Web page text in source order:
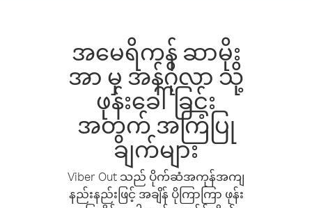
အမေရိကန် ဆာမိုး
အာ မှ အန်ဂိုလာ သို့
ဖုန်းခေါ်ခြင်း
အတွက် အကြံပြု
ချက်များ
Viber Out သည် ပိုက်ဆံအကုန်အကျ
နည်းနည်းဖြင့် အချိန် ပိုကြာကြာ ဖုန်း